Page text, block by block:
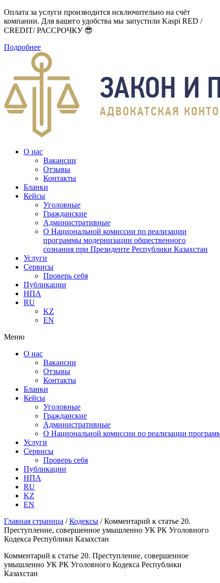
Оплата за услуги производится исключительно на счёт
компании. Для вашего удобства мы запустили Kaspi RED /
CREDIT/ РАССРОЧКУ 😎
Подробнее
О нас
Вакансии
Отзывы
Контакты
Бланки
Кейсы
Уголовные
Гражданские
Административные
О Национальной комиссии по реализации
программы модернизации общественного
сознания при Президенте Республики Казахстан
Услуги
Сервисы
Проверь себя
Публикации
НПА
RU
KZ
EN
Меню
О нас
Вакансии
Отзывы
Контакты
Бланки
Кейсы
Уголовные
Гражданские
Административные
О Национальной комиссии по реализации
Услуги
Сервисы
Проверь себя
Публикации
НПА
RU
KZ
EN
Главная страница /Кодексы /Комментарий к статье 20.
Преступление, совершенное умышленно УК РК Уголовного
Кодекса Республики Казахстан
Комментарий к статье 20. Преступление, совершенное
умышленно УК РК Уголовного Кодекса Республики
Казахстан